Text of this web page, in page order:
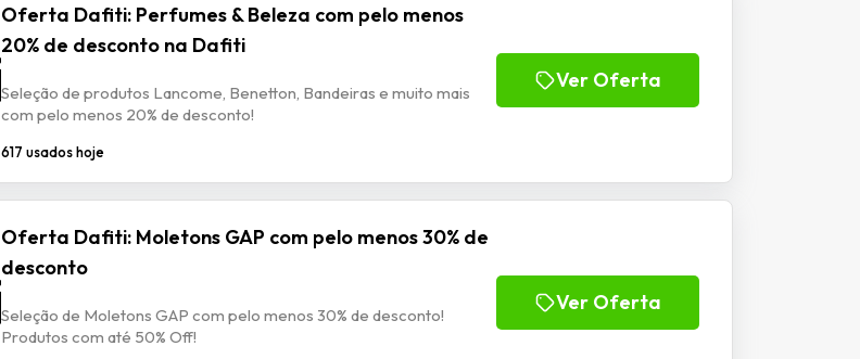
Oferta Dafiti: Perfumes & Beleza com pelo menos
20% de desconto na Dafiti
Seleção de produtos Lancome, Benetton, Bandeiras e muito mais
com pelo menos 20% de desconto!
617 usados hoje
Ver Oferta
Oferta Dafiti: Moletons GAP com pelo menos 30% de
desconto
Seleção de Moletons GAP com pelo menos 30% de desconto!
Produtos com até 50% Off!
Ver Oferta